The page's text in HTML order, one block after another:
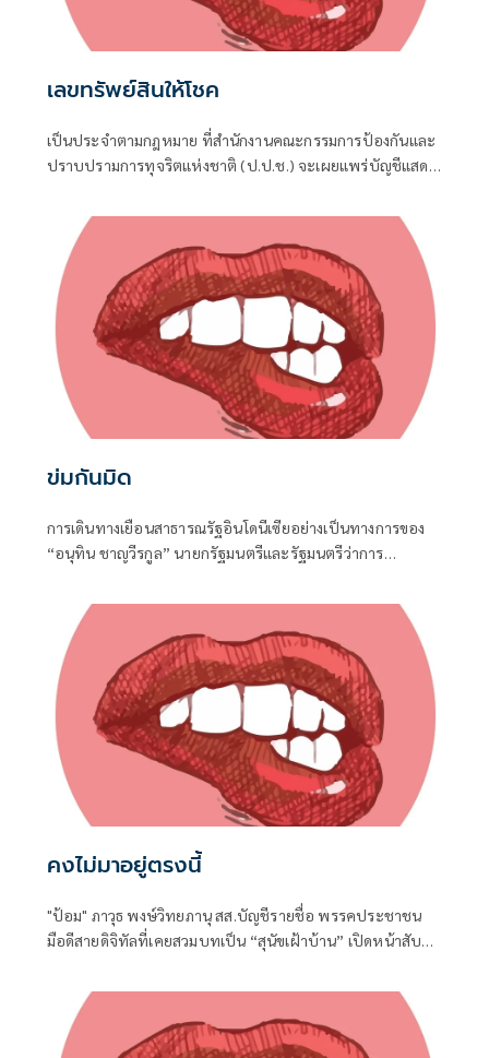
เลขทรัพย์สินให้โชค
เป็นประจำตามกฎหมาย ที่สำนักงานคณะกรรมการป้องกันและ
ปราบปรามการทุจริตแห่งชาติ (ป.ป.ช.) จะเผยแพร่บัญชีแสดง
ว่าจะเป็นกรณีเข้ารับตำแหน่ง หรือพ้นจากตำแหน่ง
ข่มกันมิด
การเดินทางเยือนสาธารณรัฐอินโดนีเซียอย่างเป็นทางการของ
“อนุทิน ชาญวีรกูล” นายกรัฐมนตรีและรัฐมนตรีว่าการ
ประวัติศาสตร์ ที่สะท้อนถึงเกียรติภูมิอันโดดเด่นของ
ประเทศไทยบนเวทีโลกได้อย่างชัดเจน
คงไม่มาอยู่ตรงนี้
"ป้อม" ภาวุธ พงษ์วิทยภานุ สส.บัญชีรายชื่อ พรรคประชาชน
มือดีสายดิจิทัลที่เคยสวมบทเป็น “สุนัขเฝ้าบ้าน” เปิดหน้าสับ
กระทรวงดิจิทัลเพื่อเศรษฐกิจและสังคม (ดีอี)